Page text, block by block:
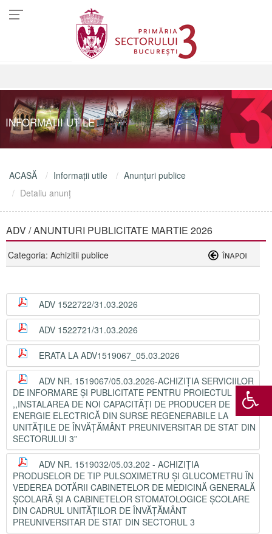
INFORMAŢII UTILE
ACASĂ Informaţii utile
Anunţuri publice
Detaliu anunţ
ADV / ANUNTURI PUBLICITATE MARTIE 2026
Categoria: Achizitii publice
ADV 1522722/31.03.2026
ADV 1522721/31.03.2026
ERATA LA ADV1519067_05.03.2026
ADV NR. 1519067/05.03.2026-ACHIZIȚIA SERVICIILOR
DE INFORMARE ȘI PUBLICITATE PENTRU PROIECTUL
,,INSTALAREA DE NOI CAPACITĂȚI DE PRODUCER DE
ENERGIE ELECTRICĂ DIN SURSE REGENERABILE LA
UNITĂȚILE DE ÎNVĂȚĂMÂNT PREUNIVERSITAR DE STAT DIN
SECTORULUI 3”
ADV NR. 1519032/05.03.202 - ACHIZIȚIA
PRODUSELOR DE TIP PULSOXIMETRU ȘI GLUCOMETRU ÎN
VEDEREA DOTĂRII CABINETELOR DE MEDICINĂ GENERALĂ
ȘCOLARĂ ȘI A CABINETELOR STOMATOLOGICE ȘCOLARE
DIN CADRUL UNITĂȚILOR DE ÎNVĂȚĂMÂNT
PREUNIVERSITAR DE STAT DIN SECTORUL 3